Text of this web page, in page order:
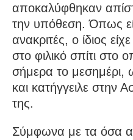
αποκαλύφθηκαν
την υπόθεση. Όπως
ανακριτές, ο ίδιος
στο φιλικό σπίτι στο
σήμερα το μεσημέρι,
και κατήγγειλε στην
της.
Σύμφωνα με τα όσα